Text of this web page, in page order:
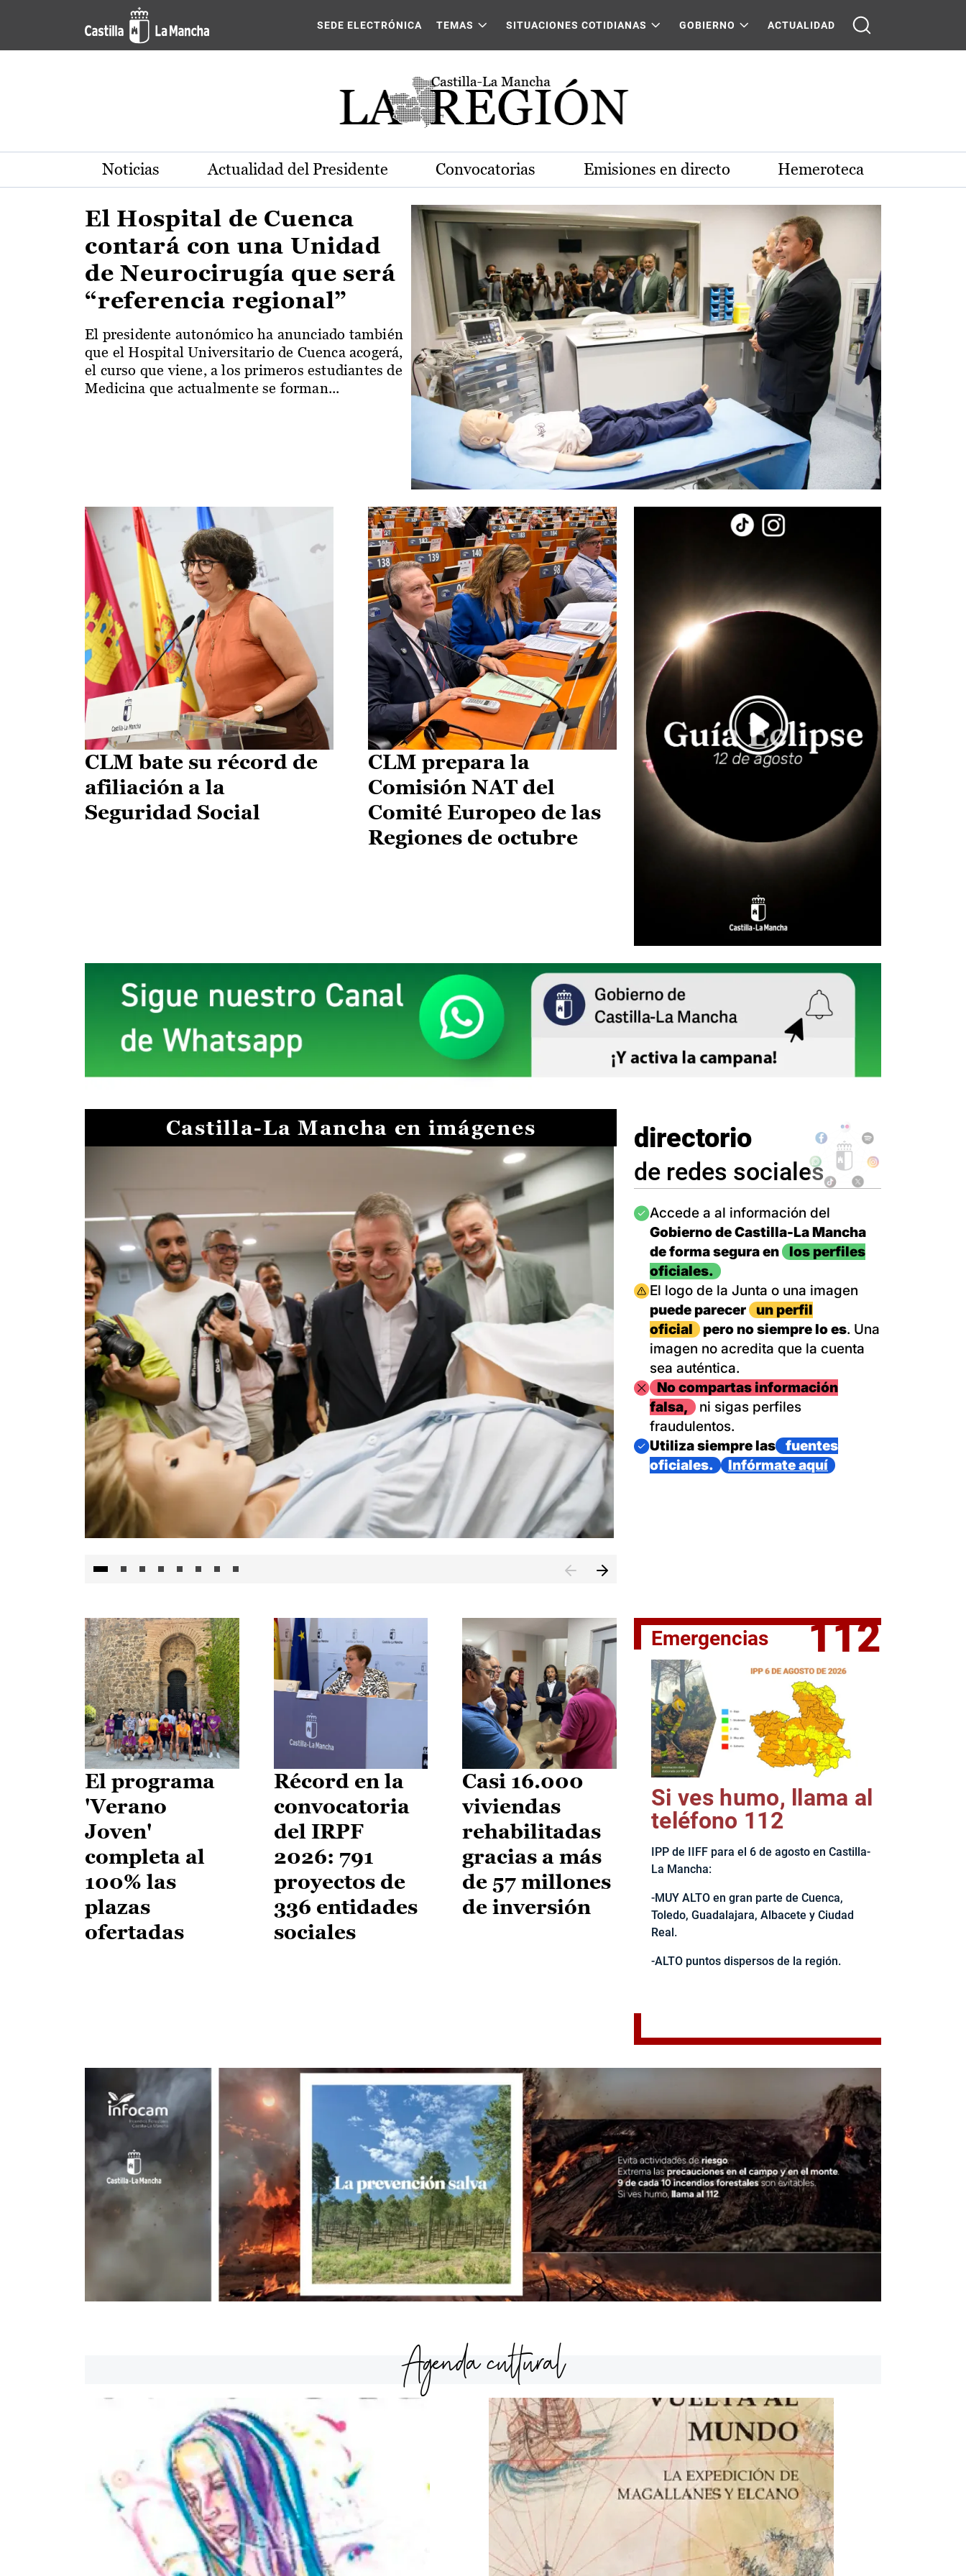
Pasar al contenido principal
Actualidad de la región de Castilla-La Mancha
SEDE ELECTRÓNICA TEMAS SITUACIONES COTIDIANAS GOBIERNO ACTUALIDAD
Noticias Actualidad del Presidente Convocatorias Emisiones en directo Hemeroteca
El Hospital de Cuenca
contará con una Unidad
de Neurocirugía que será
“referencia regional”
El presidente autonómico ha anunciado también
que el Hospital Universitario de Cuenca acogerá,
el curso que viene, a los primeros estudiantes de
Medicina que actualmente se forman...
CLM bate su récord de
afiliación a la
Seguridad Social
CLM prepara la
Comisión NAT del
Comité Europeo de las
Regiones de octubre
Castilla-La Mancha en imágenes
El jefe del Ejecutivo castellanomanchego, Emiliano García-
directorio
de redes sociales
Imagen
Accede a al información del
Gobierno de Castilla-La Mancha
de forma segura en
los perfiles
oficiales.
Imagen
El logo de la Junta o una imagen
puede parecer
un perfil
oficial
pero no siempre lo es. Una
imagen no acredita que la cuenta
sea auténtica.
ImagenNo compartas información
falsa,
ni sigas perfiles
fraudulentos.
Imagen
Utiliza siempre las
fuentes
oficiales.
Infórmate aquí
El programa
'Verano
Joven'
completa al
100% las
plazas
ofertadas
Récord en la
convocatoria
del IRPF
2026: 791
proyectos de
336 entidades
sociales
Casi 16.000
viviendas
rehabilitadas
gracias a más
de 57 millones
de inversión
Emergencias 112
Si ves humo, llama al
teléfono 112
IPP de IIFF para el 6 de agosto en Castilla-
La Mancha:
-MUY ALTO en gran parte de Cuenca,
Toledo, Guadalajara, Albacete y Ciudad
Real.
-ALTO puntos dispersos de la región.
Agenda cultural